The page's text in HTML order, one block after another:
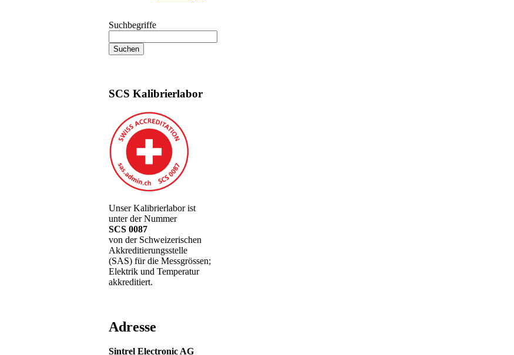
Suchbegriffe
SCS Kalibrierlabor
Unser Kalibrierlabor ist
unter der Nummer
SCS 0087
von der Schweizerischen
Akkreditierungsstelle
(SAS) für die Messgrössen;
Elektrik und Temperatur
akkreditiert.
Adresse
Sintrel Electronic AG